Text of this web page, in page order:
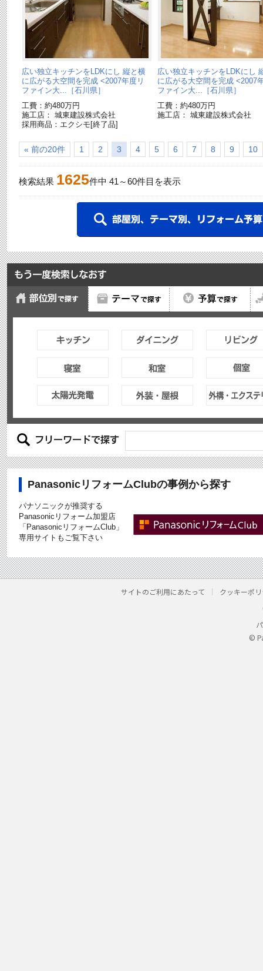
広い独立キッチンをLDKにし 縦と横
に広がる大空間を完成 <2007年度リ
ファイン大...［石川県］
工費：約480万円
施工店： 城東建設株式会社
採用商品：エクシモ[終了品]
広い独立キッチンをLDKにし
に広がる大空間を完成 <2007
ファイン大...［石川県］
工費：約480万円
施工店： 城東建設株式会社
« 前の20件 1 2 3 4 5 6 7 8 9 10
検索結果 1625件中 41 ～60件目を表示
PanasonicリフォームClubの事例から探す
パナソニックが推奨する
Panasonicリフォーム加盟店
「PanasonicリフォームClub」
専用サイトもご覧下さい
サイトのご利用にあたって クッキーポ
©